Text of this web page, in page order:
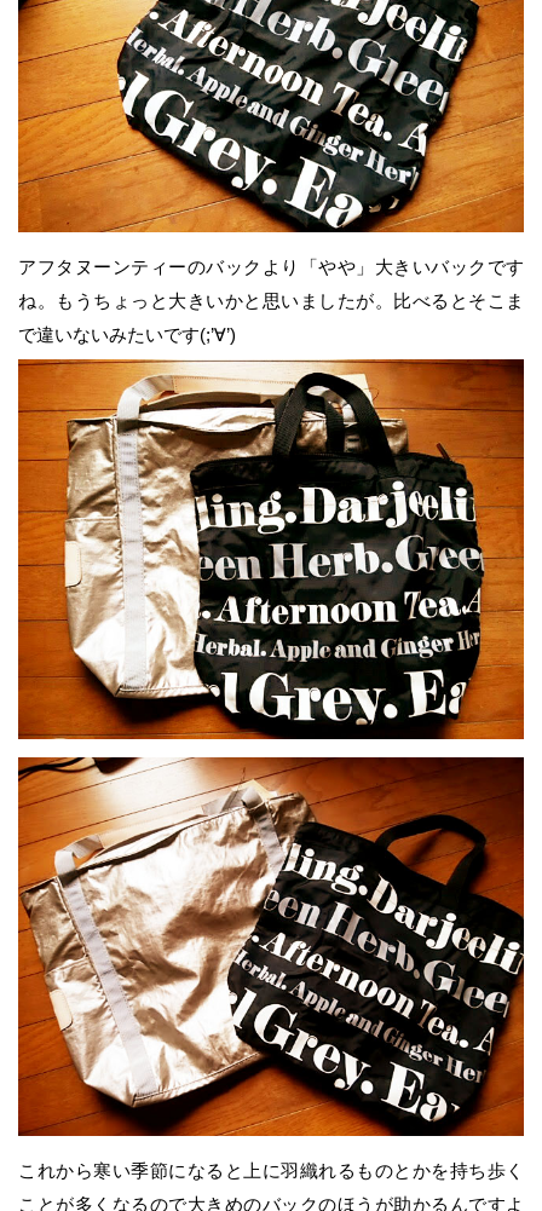
アフタヌーンティーのバックより「やや」大きいバックです
ね。もうちょっと大きいかと思いましたが。比べるとそこま
で違いないみたいです(;’∀’)
これから寒い季節になると上に羽織れるものとかを持ち歩く
ことが多くなるので大きめのバックのほうが助かるんですよ